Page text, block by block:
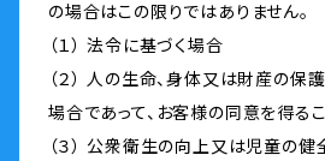
の場合はこの限りではありません。
（１） 法令に基づく場合
（２） 人の生命、身体又は財産の保
場合であって、お客様の同意を得る
（３） 公衆衛生の向上又は児童の